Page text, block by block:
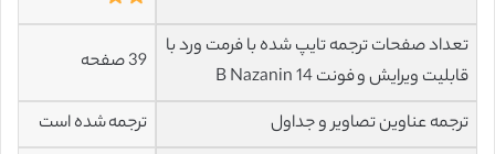
تعداد صفحات ترجمه تایپ شده با فرمت ورد با
قابلیت ویرایش و فونت 14 B Nazanin
39 صفحه
ترجمه عناوین تصاویر و جداول
ترجمه شده است